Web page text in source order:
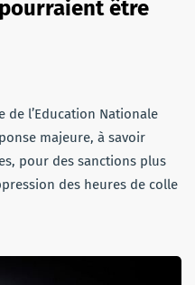
être
de l’Education Nationale
majeure, à savoir
pour des sanctions plus
des heures de colle